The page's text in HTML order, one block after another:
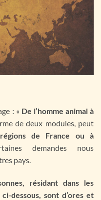
: « De l’homme animal à
de deux modules, peut
régions de France ou à
demandes nous
pays.
résidant dans les
dessous, sont d’ores et